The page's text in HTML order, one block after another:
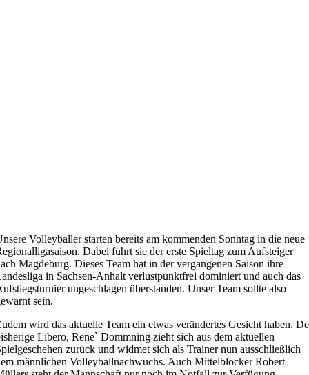
Volleyballer starten bereits am kommenden Sonntag in die neue
Dabei führt sie der erste Spieltag zum Aufsteiger
Magdeburg. Dieses Team hat in der vergangenen Saison ihre
in Sachsen-Anhalt verlustpunktfrei dominiert und auch das
ungeschlagen überstanden. Unser Team sollte also
sein.
wird das aktuelle Team ein etwas verändertes Gesicht haben.
Libero, Rene` Dommning zieht sich aus dem aktuellen
zurück und widmet sich als Trainer nun ausschließlich
männlichen Volleyballnachwuchs. Auch Mittelblocker Robert